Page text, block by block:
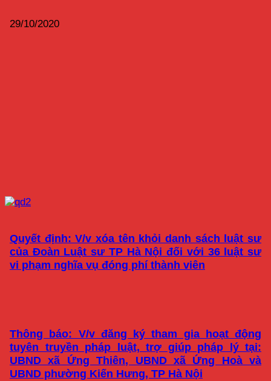
29/10/2020
Quyết định: V/v xóa tên khỏi danh sách luật sư
của Đoàn Luật sư TP Hà Nội đối với 36 luật sư
vi phạm nghĩa vụ đóng phí thành viên
Thông báo: V/v đăng ký tham gia hoạt động
tuyên truyền pháp luật, trợ giúp pháp lý tại:
UBND xã Ứng Thiên, UBND xã Ứng Hoà và
UBND phường Kiến Hưng, TP Hà Nội